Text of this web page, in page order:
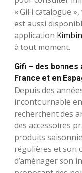
« GiFi catalogue
est aussi
application
à tout moment.
Gifi – des
France et en
Depuis des
incontournable
recherchent des
des accessoires
produits
régulières et son
d’aménager son